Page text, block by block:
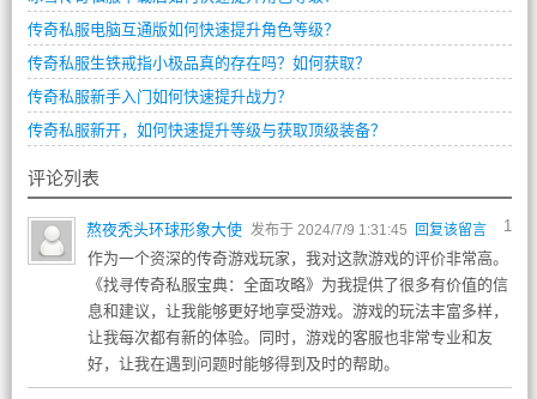
传奇私服电脑互通版如何快速提升角色等级？
传奇私服生铁戒指小极品真的存在吗？如何获取？
传奇私服新手入门如何快速提升战力？
传奇私服新开，如何快速提升等级与获取顶级装备？
评论列表
1
熬夜秃头环球形象大使 发布于 2024/7/9 1:31:45 回复该留言
作为一个资深的传奇游戏玩家，我对这款游戏的评价非常高。
《找寻传奇私服宝典：全面攻略》为我提供了很多有价值的信
息和建议，让我能够更好地享受游戏。游戏的玩法丰富多样，
让我每次都有新的体验。同时，游戏的客服也非常专业和友
好，让我在遇到问题时能够得到及时的帮助。